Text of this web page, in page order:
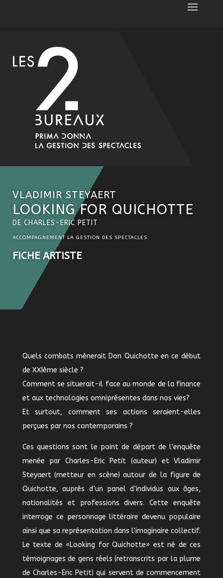
VLADIMIR STEYAERT
LOOKING FOR QUICHOTTE
DE CHARLES-ERIC PETIT
ACCOMPAGNEMENT LA GESTION DES SPECTACLES
FICHE ARTISTE
Quels combats mènerait Don Quichotte en ce début
de XXIème siècle ?
Comment se situerait-il face au monde de la finance
et aux technologies omniprésentes dans nos vies?
Et surtout, comment ses actions seraient-elles
perçues par nos contemporains ?
Ces questions sont le point de départ de l’enquête
menée par Charles-Eric Petit (auteur) et Vladimir
Steyaert (metteur en scène) autour de la figure de
Quichotte, auprès d’un panel d’individus aux âges,
nationalités et professions divers. Cette enquête
interroge ce personnage littéraire devenu populaire
ainsi que sa représentation dans l’imaginaire collectif.
Le texte de «Looking for Quichotte» est né de ces
témoignages de gens réels (retranscrits par la plume
de Charles-Eric Petit) qui servent de commencement